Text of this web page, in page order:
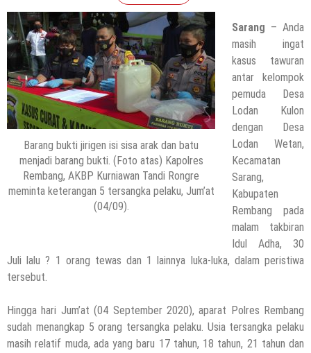
Barang bukti jirigen isi sisa arak dan batu
menjadi barang bukti. (Foto atas) Kapolres
Rembang, AKBP Kurniawan Tandi Rongre
meminta keterangan 5 tersangka pelaku, Jum’at
(04/09).
Sarang – Anda
masih ingat
kasus tawuran
antar kelompok
pemuda Desa
Lodan Kulon
dengan Desa
Lodan Wetan,
Kecamatan
Sarang,
Kabupaten
Rembang pada
malam takbiran
Idul Adha, 30
Juli lalu ? 1 orang tewas dan 1 lainnya luka-luka, dalam peristiwa
tersebut.
Hingga hari Jum’at (04 September 2020), aparat Polres Rembang
sudah menangkap 5 orang tersangka pelaku. Usia tersangka pelaku
masih relatif muda, ada yang baru 17 tahun, 18 tahun, 21 tahun dan